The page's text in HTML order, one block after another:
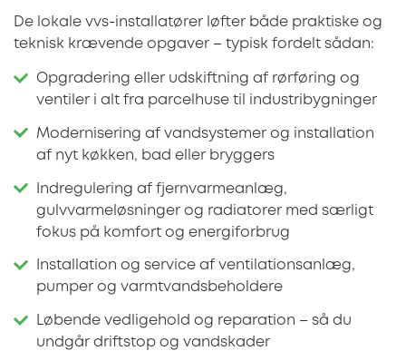
De lokale vvs-installatører løfter både praktiske og
teknisk krævende opgaver – typisk fordelt sådan:
Opgradering eller udskiftning af rørføring og
ventiler i alt fra parcelhuse til industribygninger
Modernisering af vandsystemer og installation
af nyt køkken, bad eller bryggers
Indregulering af fjernvarmeanlæg,
gulvvarmeløsninger og radiatorer med særligt
fokus på komfort og energiforbrug
Installation og service af ventilationsanlæg,
pumper og varmtvandsbeholdere
Løbende vedligehold og reparation – så du
undgår driftstop og vandskader